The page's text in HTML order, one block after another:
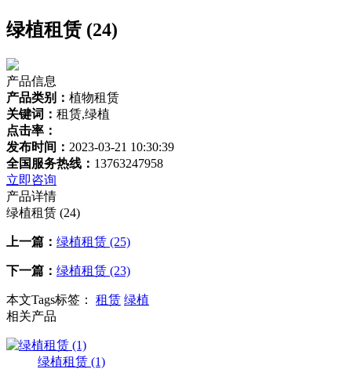
绿植租赁 (24)
产品信息
产品类别： 植物租赁
关键词： 租赁,绿植
点击率：
发布时间： 2023-03-21 10:30:39
全国服务热线： 13763247958
立即咨询
产品详情
绿植租赁 (24)
上一篇： 绿植租赁 (25)
下一篇： 绿植租赁 (23)
本文Tags标签： 租赁 绿植
相关产品
绿植租赁 (1)